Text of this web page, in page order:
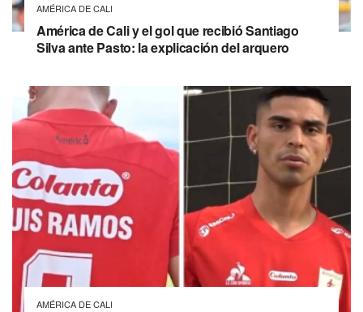
AMÉRICA DE CALI
América de Cali y el gol que recibió Santiago
Silva ante Pasto: la explicación del arquero
AMÉRICA DE CALI